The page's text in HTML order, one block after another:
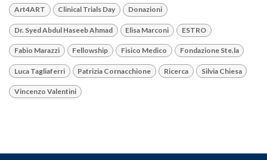
Art4ART Clinical Trials Day Donazioni
Dr. Syed Abdul Haseeb Ahmad Elisa Marconi ESTRO
Fabio Marazzi Fellowship Fisico Medico Fondazione Ste.la
Luca Tagliaferri Patrizia Cornacchione Ricerca Silvia Chiesa
Vincenzo Valentini